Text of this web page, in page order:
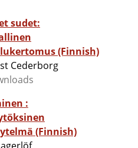
sudet:
(Finnish)
Cederborg
:
(Finnish)